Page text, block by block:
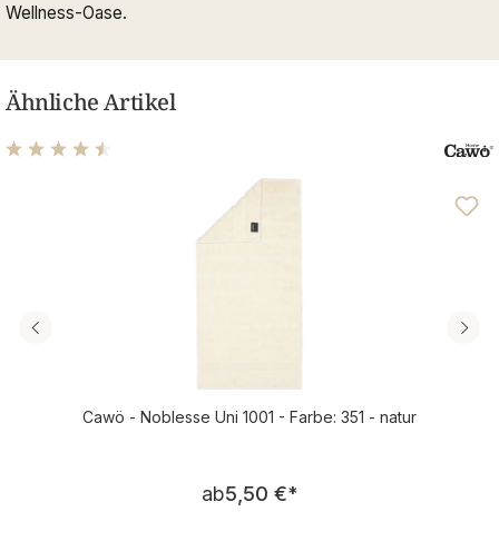
Wellness-Oase.
Ähnliche Artikel
Durchschnittliche Bewertung von 4.61 von 5 Sternen
Cawö - Noblesse Uni 1001 - Farbe: 351 - natur
Regulärer Preis:
ab5,50 €*